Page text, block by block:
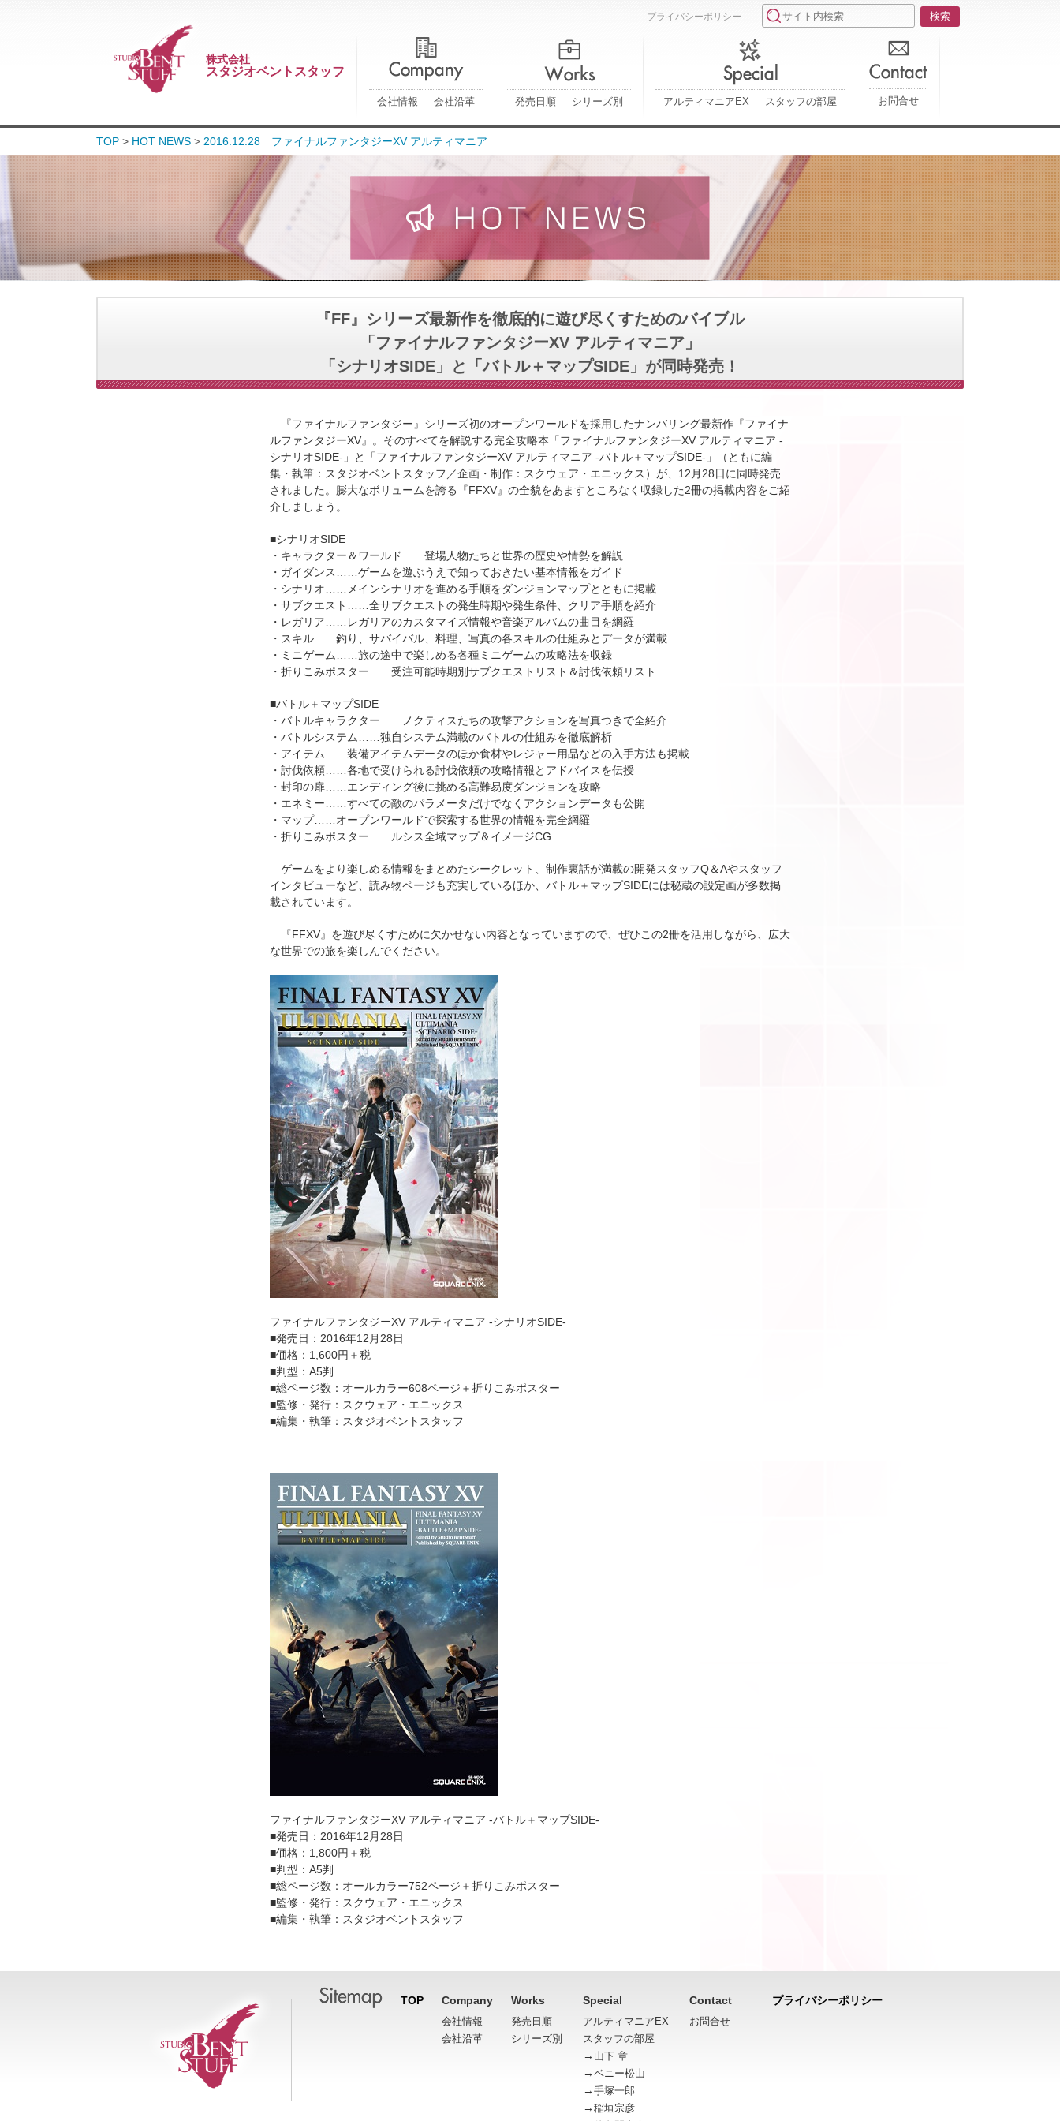
株式会社
スタジオベントスタッフ
プライバシーポリシー
会社情報 会社沿革 発売日順 シリーズ別 アルティマニアEX スタッフの部屋 お問合せ
TOP > HOT NEWS > 2016.12.28 ファイナルファンタジーXV アルティマニア
『FF』シリーズ最新作を徹底的に遊び尽くすためのバイブル
「ファイナルファンタジーXV アルティマニア」
「シナリオSIDE」と「バトル＋マップSIDE」が同時発売！
『ファイナルファンタジー』シリーズ初のオープンワールドを採用したナンバリング最新作『ファイナ
ルファンタジーXV』。そのすべてを解説する完全攻略本「ファイナルファンタジーXV アルティマニア -
シナリオSIDE-」と「ファイナルファンタジーXV アルティマニア -バトル＋マップSIDE-」（ともに編
集・執筆：スタジオベントスタッフ／企画・制作：スクウェア・エニックス）が、12月28日に同時発売
されました。膨大なボリュームを誇る『FFXV』の全貌をあますところなく収録した2冊の掲載内容をご紹
介しましょう。
■シナリオSIDE
・キャラクター＆ワールド……登場人物たちと世界の歴史や情勢を解説
・ガイダンス……ゲームを遊ぶうえで知っておきたい基本情報をガイド
・シナリオ……メインシナリオを進める手順をダンジョンマップとともに掲載
・サブクエスト……全サブクエストの発生時期や発生条件、クリア手順を紹介
・レガリア……レガリアのカスタマイズ情報や音楽アルバムの曲目を網羅
・スキル……釣り、サバイバル、料理、写真の各スキルの仕組みとデータが満載
・ミニゲーム……旅の途中で楽しめる各種ミニゲームの攻略法を収録
・折りこみポスター……受注可能時期別サブクエストリスト＆討伐依頼リスト
■バトル＋マップSIDE
・バトルキャラクター……ノクティスたちの攻撃アクションを写真つきで全紹介
・バトルシステム……独自システム満載のバトルの仕組みを徹底解析
・アイテム……装備アイテムデータのほか食材やレジャー用品などの入手方法も掲載
・討伐依頼……各地で受けられる討伐依頼の攻略情報とアドバイスを伝授
・封印の扉……エンディング後に挑める高難易度ダンジョンを攻略
・エネミー……すべての敵のパラメータだけでなくアクションデータも公開
・マップ……オープンワールドで探索する世界の情報を完全網羅
・折りこみポスター……ルシス全域マップ＆イメージCG
ゲームをより楽しめる情報をまとめたシークレット、制作裏話が満載の開発スタッフQ＆Aやスタッフ
インタビューなど、読み物ページも充実しているほか、バトル＋マップSIDEには秘蔵の設定画が多数掲
載されています。
『FFXV』を遊び尽くすために欠かせない内容となっていますので、ぜひこの2冊を活用しながら、広大
な世界での旅を楽しんでください。
ファイナルファンタジーXV アルティマニア -シナリオSIDE-
■発売日：2016年12月28日
■価格：1,600円＋税
■判型：A5判
■総ページ数：オールカラー608ページ＋折りこみポスター
■監修・発行：スクウェア・エニックス
■編集・執筆：スタジオベントスタッフ
ファイナルファンタジーXV アルティマニア -バトル＋マップSIDE-
■発売日：2016年12月28日
■価格：1,800円＋税
■判型：A5判
■総ページ数：オールカラー752ページ＋折りこみポスター
■監修・発行：スクウェア・エニックス
■編集・執筆：スタジオベントスタッフ
TOP Company
会社情報
会社沿革
Works
発売日順
シリーズ別
Special
アルティマニアEX
スタッフの部屋
→ 山下 章
→ ベニー松山
→ 手塚一郎
→ 稲垣宗彦
Contact
お問合せ
プライバシーポリシー